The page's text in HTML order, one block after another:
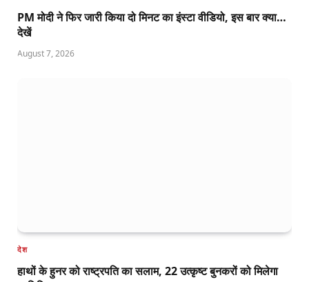
PM मोदी ने फिर जारी किया दो मिनट का इंस्टा वीडियो, इस बार क्या…
देखें
August 7, 2026
देश
हाथों के हुनर को राष्ट्रपति का सलाम, 22 उत्कृष्ट बुनकरों को मिलेगा